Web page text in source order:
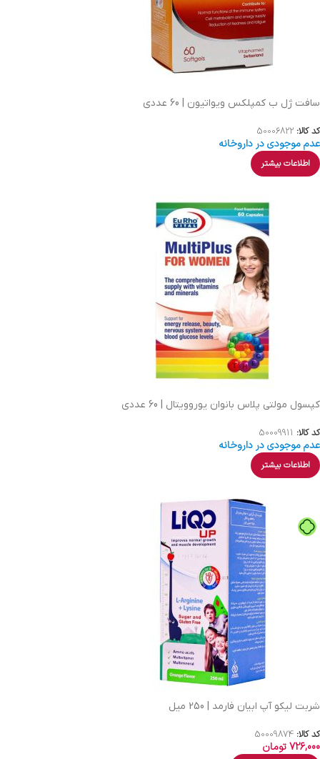
سافت ژل ب کمپلکس ویواتیون | 60 عددی
کد کالا: 50006822
عدم موجودی در داروخانه
اطلاعات بیشتر
کپسول مولتی پلاس بانوان یوروویتال | 60 عددی
کد کالا: 50009911
عدم موجودی در داروخانه
اطلاعات بیشتر
شربت لیکو آپ ابیان فارمد | 250 میل
کد کالا: 50009874
726,000تومان